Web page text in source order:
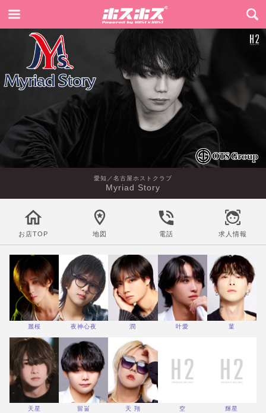
愛知／名古屋ホストクラブ
Myriad Story
お店TOP 地図 電話 求人情報
麗桜 夜神心夜 潤 叶愛 菫
天星 留畄 天 翔 空 輝星